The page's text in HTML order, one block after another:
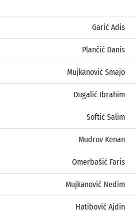
Garić Adis
Plančić Danis
Mujkanović Smajo
Dugalić Ibrahim
Softić Salim
Mudrov Kenan
Omerbašić Faris
Mujkanović Nedim
Hatibović Ajdin